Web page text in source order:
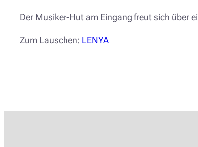
Der Musiker-Hut am Eingang freut sich über
Zum Lauschen: LENYA